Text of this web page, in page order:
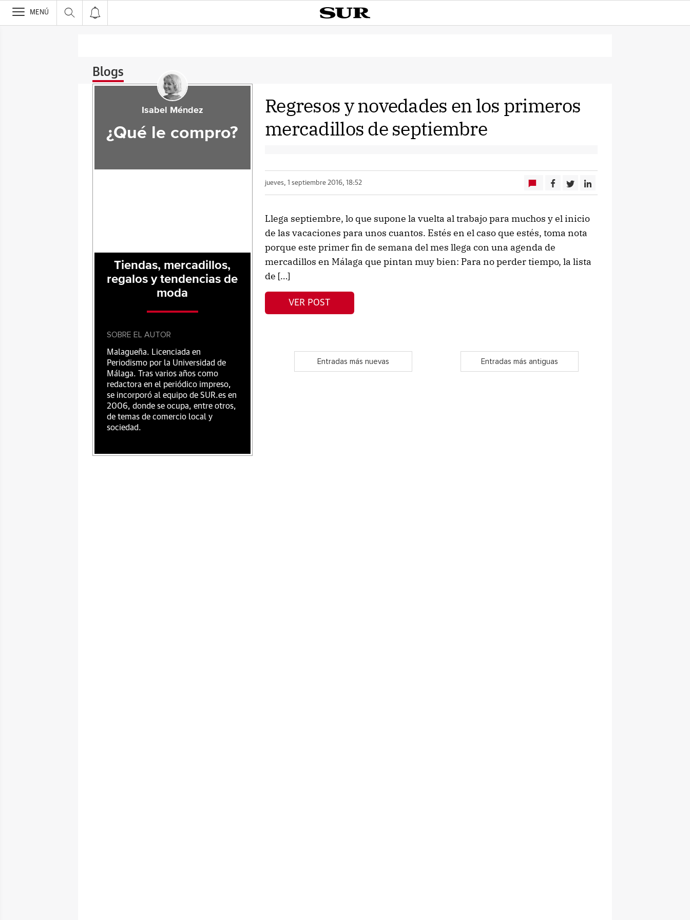
>
MENÚ
Blogs
Regresos y novedades en los primeros
mercadillos de septiembre
jueves, 1 septiembre 2016, 18:52
Llega septiembre, lo que supone la vuelta al trabajo para muchos y el inicio
de las vacaciones para unos cuantos. Estés en el caso que estés, toma nota
porque este primer fin de semana del mes llega con una agenda de
mercadillos en Málaga que pintan muy bien: Para no perder tiempo, la lista
de […]
VER POST
Entradas más nuevas Entradas más antiguas
Isabel Méndez
¿Qué le compro?
Tiendas, mercadillos,
regalos y tendencias de
moda
SOBRE EL AUTOR
Malagueña. Licenciada en
Periodismo por la Universidad de
Málaga. Tras varios años como
redactora en el periódico impreso,
se incorporó al equipo de SUR.es en
2006, donde se ocupa, entre otros,
de temas de comercio local y
sociedad.